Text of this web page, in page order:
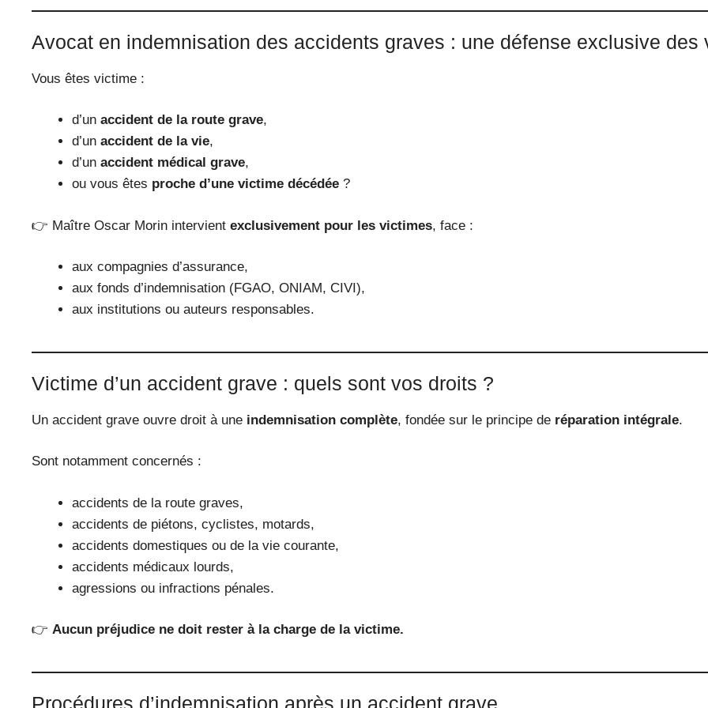
Avocat en indemnisation des accidents graves : une défense exclusive des
Vous êtes victime :
d’un accident de la route grave,
d’un accident de la vie,
d’un accident médical grave,
ou vous êtes proche d’une victime décédée ?
👉 Maître Oscar Morin intervient exclusivement pour les victimes, face :
aux compagnies d’assurance,
aux fonds d’indemnisation (FGAO, ONIAM, CIVI),
aux institutions ou auteurs responsables.
Victime d’un accident grave : quels sont vos droits ?
Un accident grave ouvre droit à une indemnisation complète, fondée sur le principe de réparation intégrale.
Sont notamment concernés :
accidents de la route graves,
accidents de piétons, cyclistes, motards,
accidents domestiques ou de la vie courante,
accidents médicaux lourds,
agressions ou infractions pénales.
👉 Aucun préjudice ne doit rester à la charge de la victime.
Procédures d’indemnisation après un accident grave